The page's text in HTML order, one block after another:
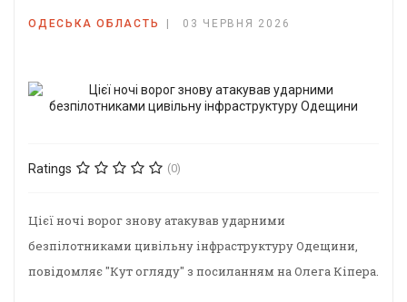
ОДЕСЬКА ОБЛАСТЬ 03 ЧЕРВНЯ 2026
Ratings (0)
Цієї ночі ворог знову атакував ударними
безпілотниками цивільну інфраструктуру Одещини,
повідомляє "Кут огляду" з посиланням на Олега Кіпера.